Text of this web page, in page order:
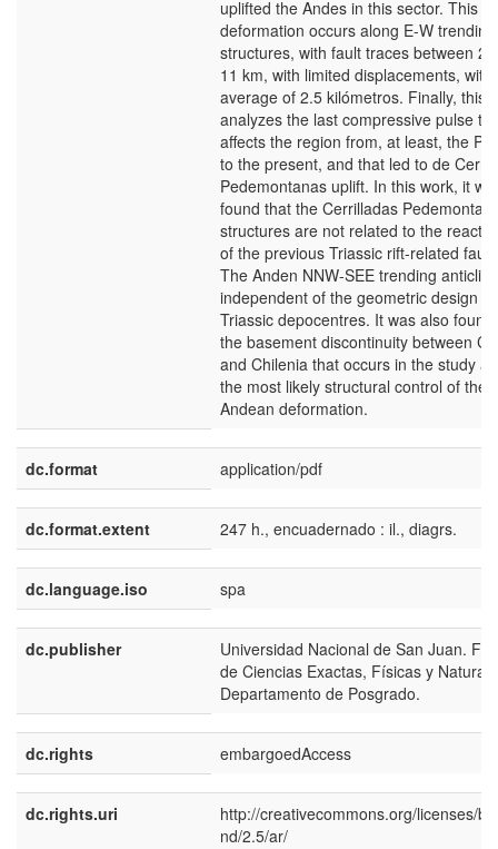
uplifted the Andes in this sector. This
deformation occurs along E-W trending
structures, with fault traces between 2
11 km, with limited displacements, with
average of 2.5 kilómetros. Finally, this
analyzes the last compressive pulse
affects the region from, at least, the
to the present, and that led to de
Pedemontanas uplift. In this work, it
found that the Cerrilladas
structures are not related to the
of the previous Triassic rift-related
The Anden NNW-SEE trending
independent of the geometric design
Triassic depocentres. It was also found
the basement discontinuity between
and Chilenia that occurs in the study
the most likely structural control of the
Andean deformation.
dc.format application/pdf
dc.format.extent 247 h., encuadernado : il., diagrs.
dc.language.iso spa
dc.publisher
Universidad Nacional de San Juan.
de Ciencias Exactas, Físicas y
Departamento de Posgrado.
dc.rights embargoedAccess
dc.rights.uri
http://creativecommons.org/licenses/
nd/2.5/ar/